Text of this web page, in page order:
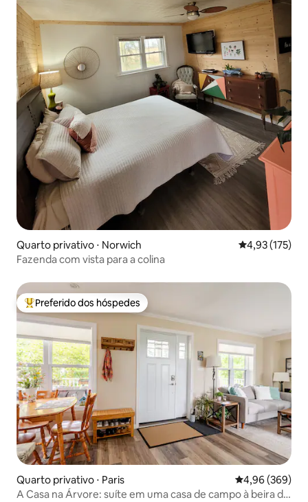
Quarto privativo ⋅ Norwich 4,93 de uma
4,93 (175)
Fazenda com vista para a colina
Entre os melhores preferidos dos hóspedes
Preferido dos hóspedes
Quarto privativo ⋅ Paris 4,96 de uma
4,96 (369)
A Casa na Árvore: suíte em uma casa de campo à beira do